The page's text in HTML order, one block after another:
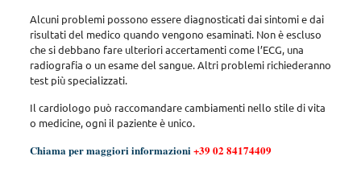
Alcuni problemi possono essere diagnosticati dai sintomi e dai
risultati del medico quando vengono esaminati. Non è escluso
che si debbano fare ulteriori accertamenti come l’ECG, una
radiografia o un esame del sangue. Altri problemi richiederanno
test più specializzati.
Il cardiologo può raccomandare cambiamenti nello stile di vita
o medicine, ogni il paziente è unico.
Chiama per maggiori informazioni+39 02 84174409